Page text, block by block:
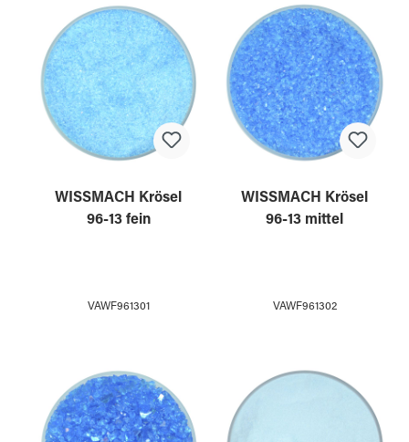
WISSMACH Krösel
96-13 fein
VAWF961301
WISSMACH Krösel
96-13 mittel
VAWF961302